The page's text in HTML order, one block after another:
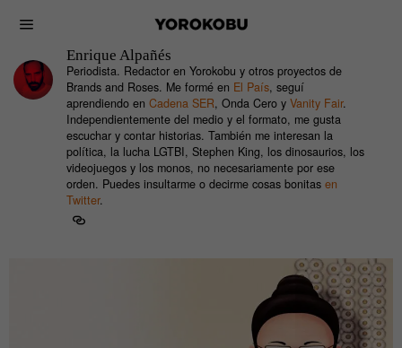
Enrique Alpañés
Periodista. Redactor en Yorokobu y otros proyectos de
Brands and Roses. Me formé en El País, seguí
aprendiendo en Cadena SER, Onda Cero y Vanity Fair.
Independientemente del medio y el formato, me gusta
escuchar y contar historias. También me interesan la
política, la lucha LGTBI, Stephen King, los dinosaurios, los
videojuegos y los monos, no necesariamente por ese
orden. Puedes insultarme o decirme cosas bonitas en
Twitter.